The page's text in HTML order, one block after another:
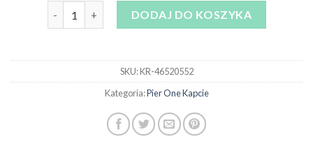
DODAJ DO KOSZYKA
SKU:KR-46520552
Kategoria:Pier One Kapcie